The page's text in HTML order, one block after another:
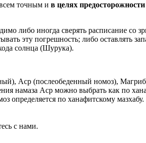
точным и в целях предосторожности
либо иногда сверять расписание со
эту погрешность; либо оставлять
солнца (Шурука).
Аср (послеобеденный номоз),
намаза Аср можно выбрать как по
по ханафитскому
с нами.